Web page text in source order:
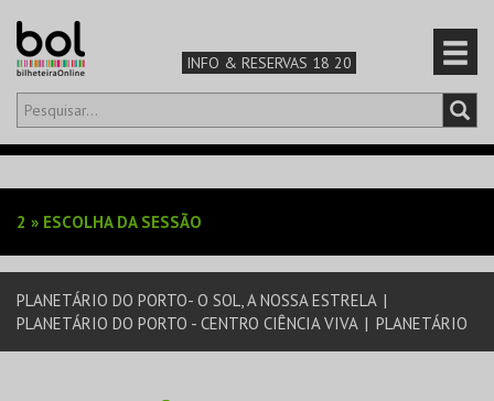
INFO & RESERVAS 18 20
Olá,iniciar sessão
TEATRO & ARTE
MÚSICA & FESTIVAIS
2 » ESCOLHA DA SESSÃO
PLANETÁRIO DO PORTO- O SOL, A NOSSA ESTRELA |
PLANETÁRIO DO PORTO - CENTRO CIÊNCIA VIVA | PLANETÁRIO